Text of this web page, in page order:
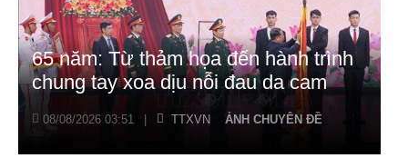
65 năm: Từ thảm họa đến hành trình
chung tay xoa dịu nỗi đau da cam
08/08/2026 03:51 TTXVN ẢNH CHUYÊN ĐỀ